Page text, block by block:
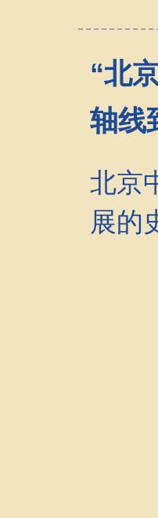
“北
轴线
北京
展的